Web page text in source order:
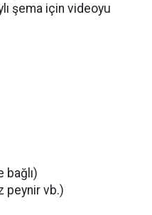
şema için videoyu
bağlı)
peynir vb.)